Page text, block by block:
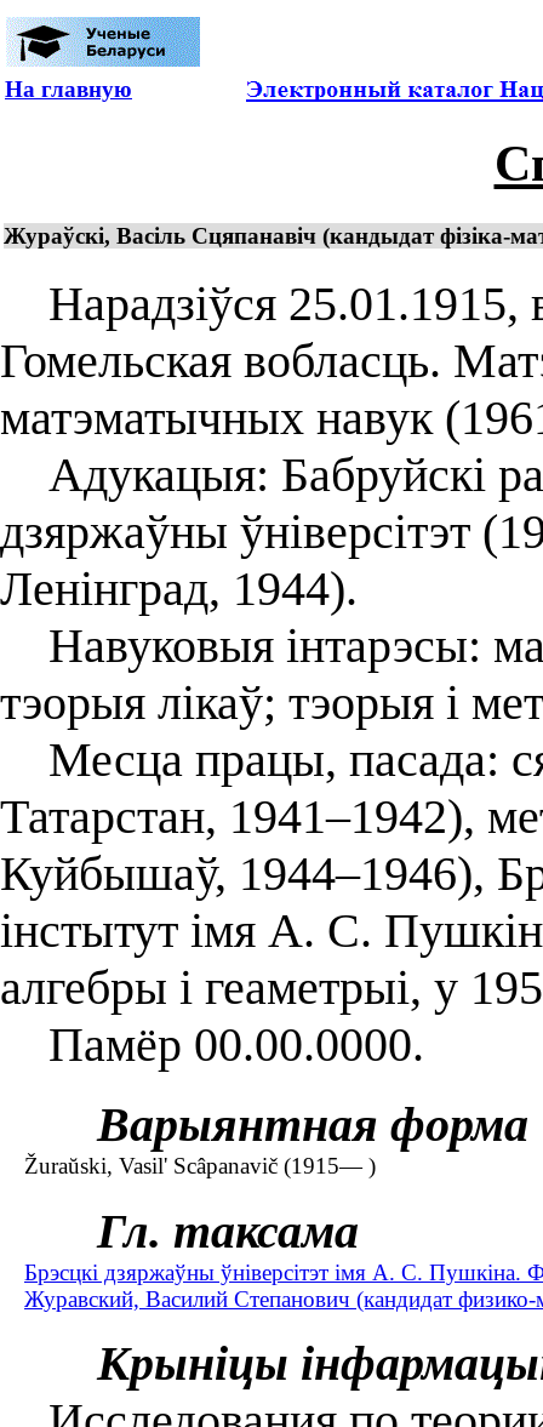
На главную
Жураўскі, Васіль Сцяпанавіч (кандыдат
Нарадзіўся 25.01.1915,
Гомельская вобласць.
матэматычных навук
Адукацыя: Бабруйскі
дзяржаўны ўніверсітэт
Ленінград, 1944).
Навуковыя інтарэсы:
тэорыя лікаў; тэорыя і
Месца працы, пасада:
Татарстан, 1941–1942),
Куйбышаў, 1944–1946),
інстытут імя А. С.
алгебры і геаметрыі, у
Памёр 00.00.0000.
Варыянтная форма
Žuraŭski, Vasil' Scâpanavič (1915— )
Гл. таксама
Брэсцкі дзяржаўны ўніверсітэт імя А. С. Пушкіна.
Журавский, Василий Степанович (кандидат
Крыніцы